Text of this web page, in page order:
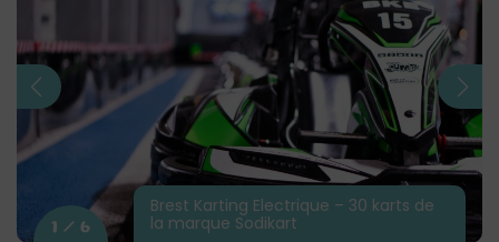
Brest Karting Electrique – 30 karts de
la marque Sodikart
1 / 6